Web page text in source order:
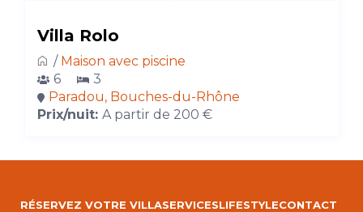
Villa Rolo
/ Maison avec piscine
6
3
Paradou, Bouches-du-Rhône
Prix/nuit: A partir de 200 €
RÉSERVEZ VOTRE VILLASERVICESLIFESTYLECONTACT